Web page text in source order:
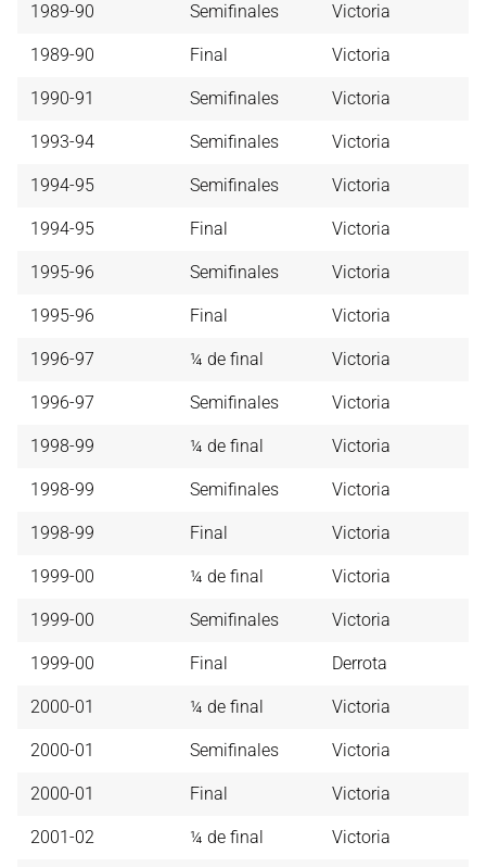
1989-90 Semifinales Victoria
1989-90 Final Victoria
1990-91 Semifinales Victoria
1993-94 Semifinales Victoria
1994-95 Semifinales Victoria
1994-95 Final Victoria
1995-96 Semifinales Victoria
1995-96 Final Victoria
1996-97 ¼ de final Victoria
1996-97 Semifinales Victoria
1998-99 ¼ de final Victoria
1998-99 Semifinales Victoria
1998-99 Final Victoria
1999-00 ¼ de final Victoria
1999-00 Semifinales Victoria
1999-00 Final Derrota
2000-01 ¼ de final Victoria
2000-01 Semifinales Victoria
2000-01 Final Victoria
2001-02 ¼ de final Victoria